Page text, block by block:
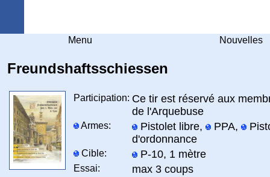
Menu Nouvelles
Freundshaftsschiessen
Participation: Ce tir est réservé aux
de l'Arquebuse
Armes: Pistolet libre, PPA,
d'ordonnance
Cible: P-10, 1 mètre
Essai: max 3 coups